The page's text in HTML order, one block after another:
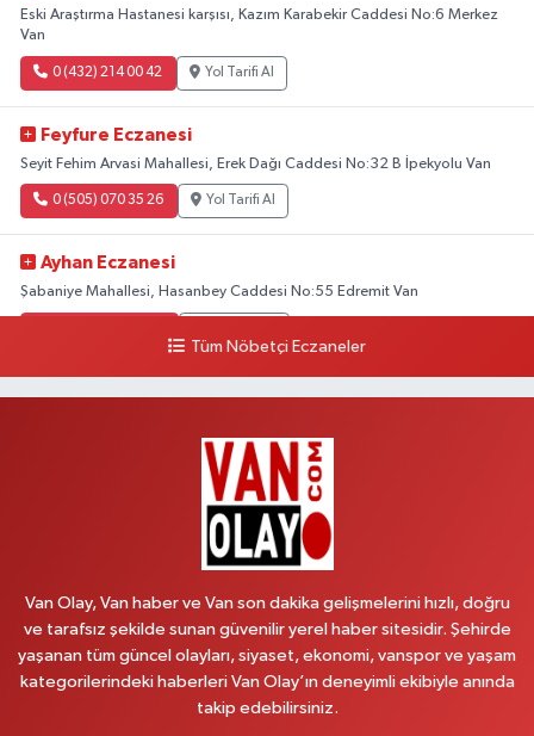
Eski Araştırma Hastanesi karşısı, Kazım Karabekir Caddesi No:6 Merkez
Van
0 (432) 214 00 42 Yol Tarifi Al
Feyfure Eczanesi
Seyit Fehim Arvasi Mahallesi, Erek Dağı Caddesi No:32 B İpekyolu Van
0 (505) 070 35 26 Yol Tarifi Al
Ayhan Eczanesi
Şabaniye Mahallesi, Hasanbey Caddesi No:55 Edremit Van
Yol Tarifi Al
Vanyolu Mahallesi, Kara Yusuf Bey Caddesi No:99 B Erciş Van
0 (432) 351 02 96 Yol Tarifi Al
Koç Eczanesi
Tüm Nöbetçi Eczaneler
Van Olay, Van haber ve Van son dakika gelişmelerini hızlı, doğru
ve tarafsız şekilde sunan güvenilir yerel haber sitesidir. Şehirde
yaşanan tüm güncel olayları, siyaset, ekonomi, vanspor ve yaşam
kategorilerindeki haberleri Van Olay’ın deneyimli ekibiyle anında
takip edebilirsiniz.